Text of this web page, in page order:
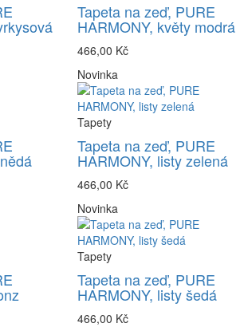
Tapeta na zeď, PURE
HARMONY, květy modrá
466,00 Kč
Novinka
Tapety
Tapeta na zeď, PURE
HARMONY, listy zelená
466,00 Kč
Novinka
Tapety
Tapeta na zeď, PURE
HARMONY, listy šedá
466,00 Kč